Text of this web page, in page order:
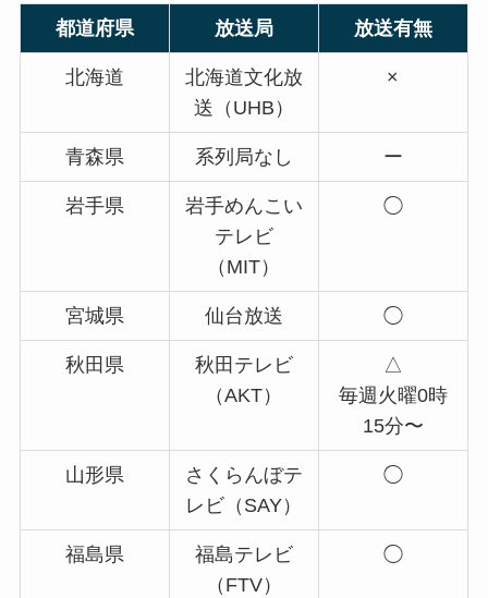
都道府県 放送局 放送有無
北海道
北海道文化放
送（UHB）
×
青森県 系列局なし ー
岩手県
岩手めんこい
テレビ
（MIT）
◯
宮城県 仙台放送 ◯
秋田県
秋田テレビ
（AKT）
△
毎週火曜0時
15分〜
山形県
さくらんぼテ
レビ（SAY）
◯
福島県
福島テレビ
（FTV）
◯